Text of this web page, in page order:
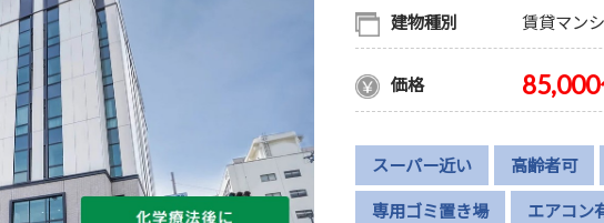
建物種別 賃貸マン
価格
スーパー近い 高齢者可
専用ゴミ置き場 エアコン